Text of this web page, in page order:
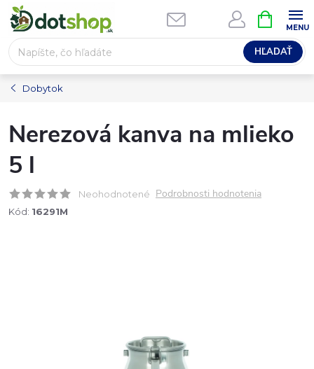
Prejsť
na
obsah
HĽADAŤ
KOŠÍK
Dobytok
Nerezová kanva na mlieko
5 l
Neohodnotené Podrobnosti hodnotenia
Kód: 16291M